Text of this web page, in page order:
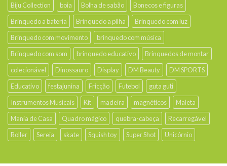
Biju Collection
boia Bolha de sabão
Bonecos e figuras
Brinquedo a bateria
Brinquedo a pilha
Brinquedo com luz
Brinquedo com movimento
brinquedo com música
Brinquedo com som
brinquedo educativo
Brinquedos de montar
colecionável
Dinossauro Display DM Beauty
DM SPORTS
Educativo
festajunina Fricção Futebol
guta guti
Instrumentos Musicais
Kit madeira magnéticos
Maleta
Mania de Casa
Quadro mágico quebra-cabeça
Recarregável
Roller
Sereia skate Squish toy Super Shot Unicórnio